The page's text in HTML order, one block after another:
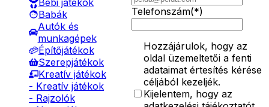
Bébi játékok
Babák
Autók és
munkagépek
Építőjátékok
Szerepjátékok
Kreatív játékok
- Kreatív játékok
- Rajzolók
Telefonszám(*)
Hozzájárulok, hogy az
oldal üzemeltetői a fenti
adataimat értesítés kérése
céljából kezeljék.
Kijelentem, hogy az